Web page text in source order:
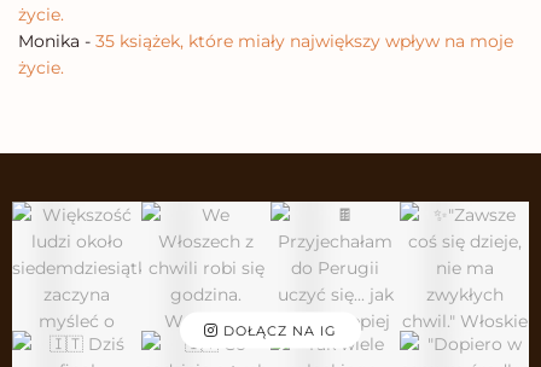
życie.
Monika - 35 książek, które miały największy wpływ na moje
życie.
DOŁĄCZ NA IG